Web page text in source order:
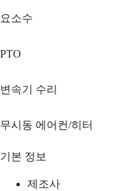
요소수
PTO
변속기 수리
무시동 에어컨/히터
기본 정보
제조사